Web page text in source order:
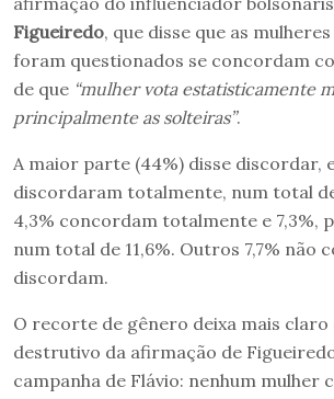
Figueiredo, que disse que as
foram questionados se concordam
de que “mulher vota estatisticamente
principalmente as solteiras”.
A maior parte (44%) disse discordar,
discordaram totalmente, num total
4,3% concordam totalmente e 7,3%,
num total de 11,6%. Outros 7,7% não
discordam.
O recorte de gênero deixa mais
destrutivo da afirmação de
campanha de Flávio: nenhum mulher